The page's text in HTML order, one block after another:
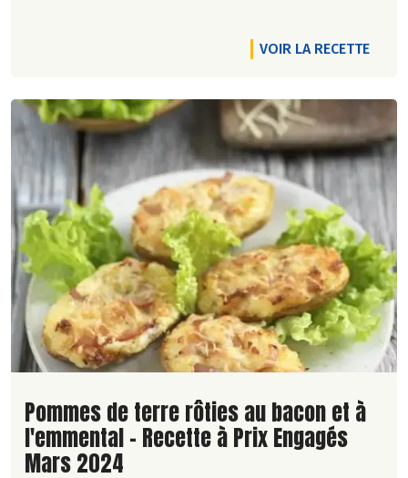
VOIR LA RECETTE
Lire la suite de la recette
Pommes de terre rôties au bacon et à
l'emmental - Recette à Prix Engagés
Mars 2024